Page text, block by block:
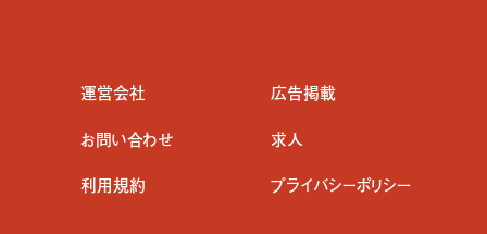
運営会社
広告掲載
お問い合わせ
求人
利用規約
プライバシーポリシー